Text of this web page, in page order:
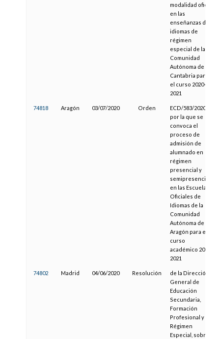
modalidad oficial
en las
enseñanzas de
idiomas de
régimen
especial de la
Comunidad
Autónoma de
Cantabria para
el curso 2020-
2021
74818 Aragón 03/07/2020 Orden
ECD/583/2020,
por la que se
convoca el
proceso de
admisión de
alumnado en
régimen
presencial y
semipresencial
en las Escuelas
Oficiales de
Idiomas de la
Comunidad
Autónoma de
Aragón para el
curso
académico 2020-
2021
74802 Madrid 04/06/2020 Resolución
de la Dirección
General de
Educación
Secundaria,
Formación
Profesional y
Régimen
Especial, sobre